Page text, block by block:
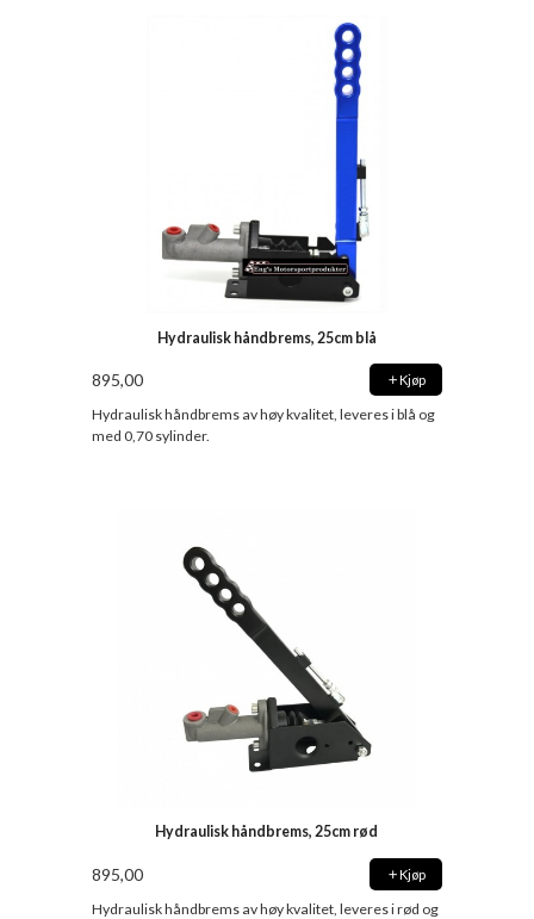
Hydraulisk håndbrems, 25cm blå
895,00 Kjøp
Hydraulisk håndbrems av høy kvalitet, leveres i blå og
med 0,70 sylinder.
Hydraulisk håndbrems, 25cm rød
895,00 Kjøp
Hydraulisk håndbrems av høy kvalitet, leveres i rød og